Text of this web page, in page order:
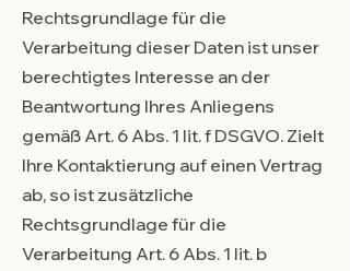
Rechtsgrundlage für die
Verarbeitung dieser Daten ist unser
berechtigtes Interesse an der
Beantwortung Ihres Anliegens
gemäß Art. 6 Abs. 1 lit. f DSGVO. Zielt
Ihre Kontaktierung auf einen Vertrag
ab, so ist zusätzliche
Rechtsgrundlage für die
Verarbeitung Art. 6 Abs. 1 lit. b